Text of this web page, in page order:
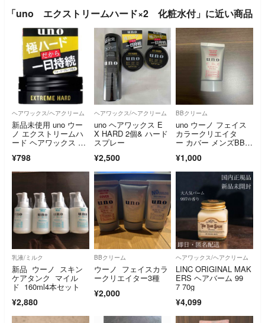
「uno エクストリームハード×2 化粧水付」に近い商品
ヘアワックス/ヘアクリーム
新品未使用 uno ウー
ノ エクストリームハ
ード ヘアワックス 15
¥798
ヘアワックス/ヘアクリーム
uno ヘアワックス E
X HARD 2個& ハード
スプレー
¥2,500
BBクリーム
uno ウーノ フェイス
カラークリエイタ
ー カバー メンズBBク
¥1,000
乳液/ミルク
新品 ウーノ スキン
ケアタンク マイル
ド 160ml4本セット
¥2,880
BBクリーム
ウーノ フェイスカラ
ークリエイター3種
¥2,000
ヘアワックス/ヘアクリーム
LINC ORIGINAL MAK
ERS ヘアバーム 99
7 70g
¥4,099